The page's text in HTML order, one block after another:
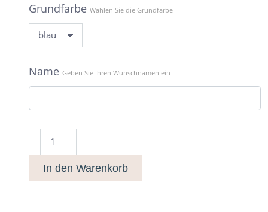
Grundfarbe Wählen Sie die Grundfarbe
Name Geben Sie Ihren Wunschnamen ein
Winterkugel
mitIn den Warenkorb